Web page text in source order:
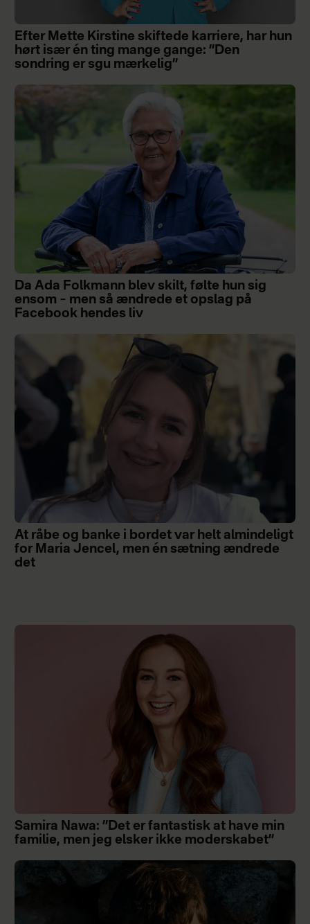
Efter Mette Kirstine skiftede karriere, har hun
hørt især én ting mange gange: ”Den
sondring er sgu mærkelig”
Da Ada Folkmann blev skilt, følte hun sig
ensom – men så ændrede et opslag på
Facebook hendes liv
At råbe og banke i bordet var helt almindeligt
for Maria Jencel, men én sætning ændrede
det
Samira Nawa: ”Det er fantastisk at have min
familie, men jeg elsker ikke moderskabet”